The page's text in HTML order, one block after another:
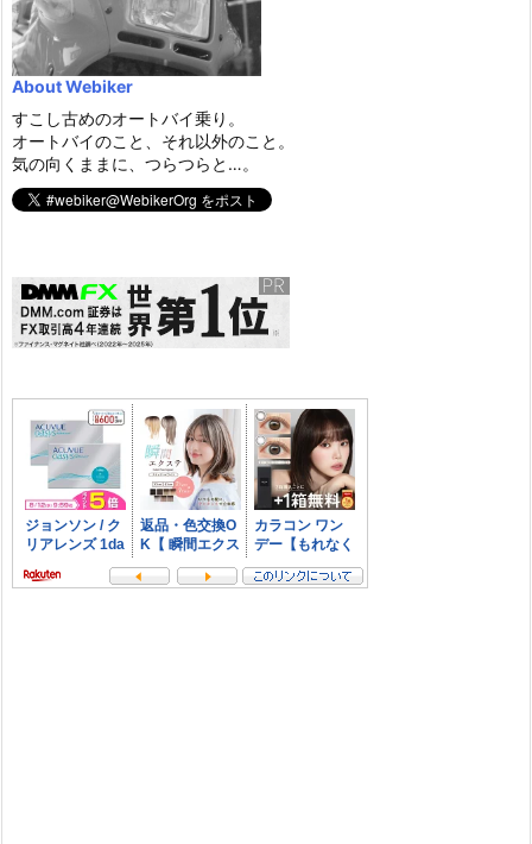
About Webiker
すこし古めのオートバイ乗り。
オートバイのこと、それ以外のこと。
気の向くままに、つらつらと…。